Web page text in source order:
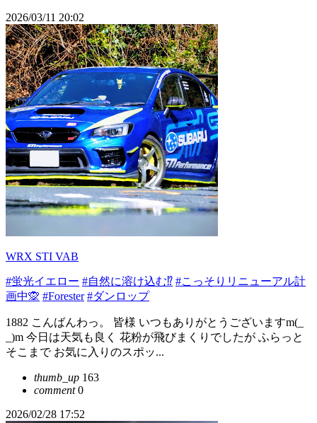
2026/03/11 20:02
WRX STI VAB
#蛍光イエロー #自然に溶け込む⁉️ #こっそりリニューアル計
画中🙊 #Forester #ダンロップ
1882 こんばんわっ。 皆様 いつもありがとうございますm(_
_)m 今日は天気も良く 花粉が飛びまくりでしたが ふらっと
そこまで お気に入りのスポッ...
thumb_up 163
comment0
2026/02/28 17:52